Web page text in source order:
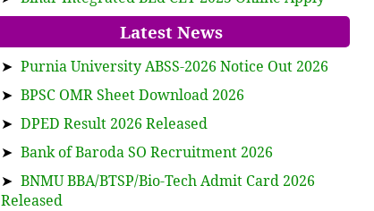
Latest News
➤ Purnia University ABSS-2026 Notice Out 2026
➤ BPSC OMR Sheet Download 2026
➤ DPED Result 2026 Released
➤ Bank of Baroda SO Recruitment 2026
➤ BNMU BBA/BTSP/Bio-Tech Admit Card 2026
Released